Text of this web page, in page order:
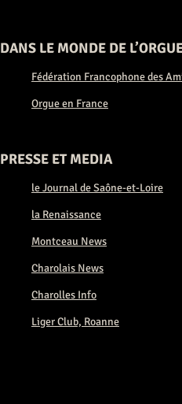
DANS LE MONDE DE
Fédération Francophone des
Orgue en France
PRESSE ET MEDIA
le Journal de Saône-et-Loire
la Renaissance
Montceau News
Charolais News
Charolles Info
Liger Club, Roanne